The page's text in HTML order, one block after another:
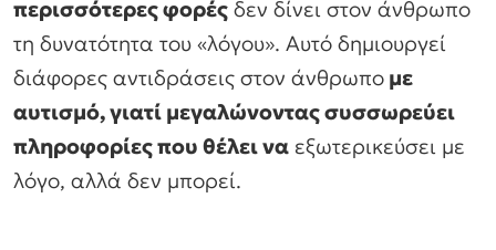
περισσότερες φορές δεν δίνει στον άνθρωπο
τη δυνατότητα του «λόγου». Αυτό δημιουργεί
διάφορες αντιδράσεις στον άνθρωπο με
αυτισμό, γιατί μεγαλώνοντας συσσωρεύει
πληροφορίες που θέλει να εξωτερικεύσει με
λόγο, αλλά δεν μπορεί.